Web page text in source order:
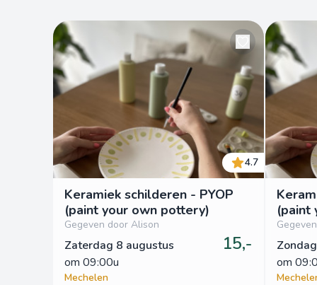
4.7
Keramiek schilderen - PYOP
(paint your own pottery)
Gegeven door Alison
Zaterdag 8 augustus
om 09:00u
15,-
Mechelen
(paint
om